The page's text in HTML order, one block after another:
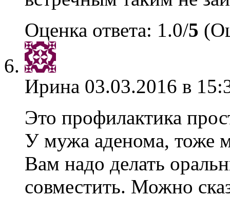
Оценка ответа: 1.0/5
Ирина 03.03.2016 в
Это профилактика
У мужа аденома, тоже
Вам надо делать
совместить. Можно